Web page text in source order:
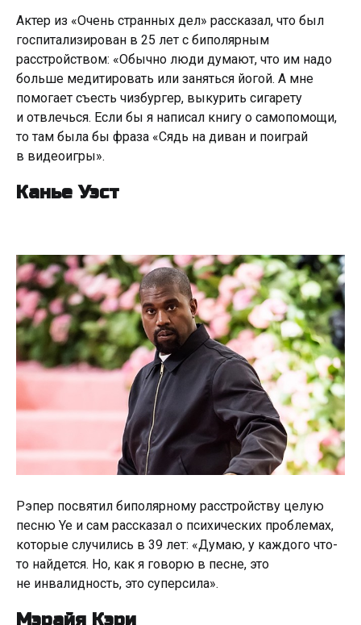
Актер из «Очень странных дел» рассказал, что был
госпитализирован в 25 лет с биполярным
расстройством: «Обычно люди думают, что им надо
больше медитировать или заняться йогой. А мне
помогает съесть чизбургер, выкурить сигарету
и отвлечься. Если бы я написал книгу о самопомощи,
то там была бы фраза «Сядь на диван и поиграй
в видеоигры».
Канье Уэст
Рэпер посвятил биполярному расстройству целую
песню Ye и сам рассказал о психических проблемах,
которые случились в 39 лет: «Думаю, у каждого что-
то найдется. Но, как я говорю в песне, это
не инвалидность, это суперсила».
Мэрайя Кэри